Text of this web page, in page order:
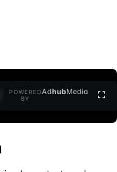
POWERED
BY
AdhubMedia